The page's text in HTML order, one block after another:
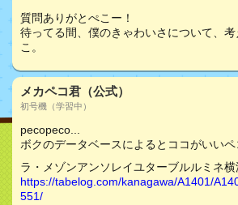
質問ありがとぺこー！
待ってる間、僕のきゃわいさについて、
こ。
メカペコ君（公式）
初号機（学習中）
pecopeco...
ボクのデータベースによるとココがいいペ
ラ・メゾンアンソレイユターブルルミネ横
https://tabelog.com/kanagawa/A1401/
551/